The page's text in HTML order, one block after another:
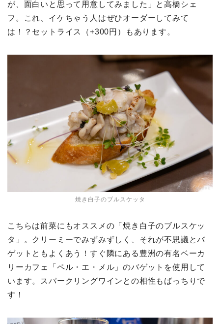
が、面白いと思って用意してみました」と高橋シェ
フ。これ、イケちゃう人はぜひオーダーしてみて
は！？セットライス（+300円）もあります。
焼き白子のブルスケッタ
こちらは前菜にもオススメの「焼き白子のブルスケッ
タ」。クリーミーでみずみずしく、それが不思議とバ
ゲットともよくあう！すぐ隣にある豊洲の有名ベーカ
リーカフェ「ペル・エ・メル」のバゲットを使用して
います。スパークリングワインとの相性もばっちりで
す！